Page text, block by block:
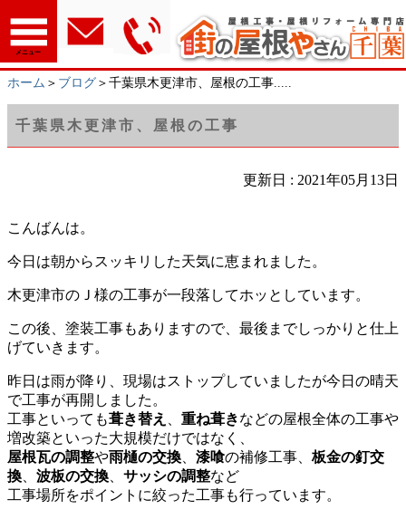
メニュー
ホーム ＞ ブログ ＞千葉県木更津市、屋根の工事.....
千葉県木更津市、屋根の工事
更新日 : 2021年05月13日
こんばんは。
今日は朝からスッキリした天気に恵まれました。
木更津市のＪ様の工事が一段落してホッとしています。
この後、塗装工事もありますので、最後までしっかりと仕上
げていきます。
昨日は雨が降り、現場はストップしていましたが今日の晴天
で工事が再開しました。
工事といっても葺き替え 重ね葺きなどの屋根全体の工事や
増改築といった大規模だけではなく、
屋根瓦の調整や雨樋の交換 漆喰の補修工事、 板金の釘交
換
波板の交換 サッシの調整など
工事場所をポイントに絞った工事も行っています。